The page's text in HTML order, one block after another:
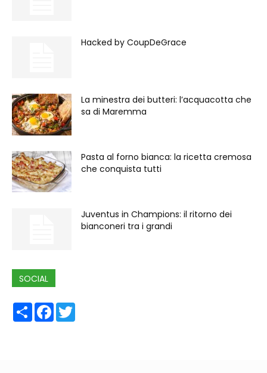
Hacked by CoupDeGrace
La minestra dei butteri: l’acquacotta che
sa di Maremma
Pasta al forno bianca: la ricetta cremosa
che conquista tutti
Juventus in Champions: il ritorno dei
bianconeri tra i grandi
SOCIAL
ShareFacebook